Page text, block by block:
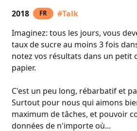
2018 FR
#Talk
Imaginez: tous les jours, vous
taux de sucre au moins 3 fois
notez vos résultats dans un petit
papier.
C'est un peu long, rébarbatif et
Surtout pour nous qui aimons
maximum de tâches, et pouvoir
données de n'importe où...